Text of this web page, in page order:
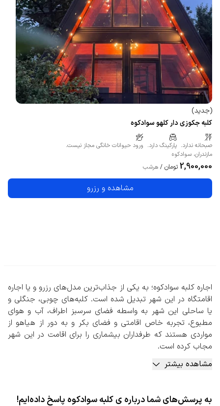
(جدید)
کلبه جکوزی دار کلهو سوادکوه
صبحانه ندارد. پارکینگ دارد. ورود حیوانات خانگی مجاز نیست.
مازندران، سوادکوه
2,900,000 تومان / هرشب
مشاهده و رزرو
اجاره کلبه سوادکوه؛ به یکی از جذاب‌ترین مدل‌های رزرو و یا اجاره
اقامتگاه در این شهر تبدیل شده است. کلبه‌‌های چوبی، جنگلی و
یا ساحلی این شهر به واسطه فضای سرسبز اطراف، آب و هوای
مطبوع، تجربه خاص اقامتی و فضای بکر و به دور از هیاهو از
مواردی هستند که طرفداران بیشماری را برای اقامت در این شهر
مجاب کرده است.
در زمان اجاره کلبه سوادکوه باید در نظر داشته باشید که اکثر
کلبه‌های این شهر بدون اتاق خواب مجزا هستند، اما امکاناتی
پذیرایی و رختخواب اضافه را شامل می‌شوند. با این توضیحات
مشاهده بیشتر
به پرسش‌های شما درباره ی کلبه سوادکوه پاسخ داده‌ایم!